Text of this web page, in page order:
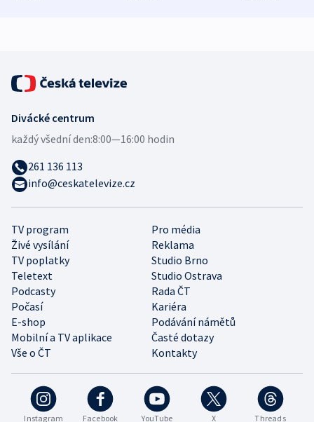
Instagram Facebook YouTube X Threads
TV program
Pro média
Živé vysílání
Reklama
TV poplatky
Studio Brno
Teletext
Studio Ostrava
Podcasty
Rada ČT
Počasí
Kariéra
E-shop
Podávání námětů
Mobilní a TV aplikace
Časté dotazy
Vše o ČT
Kontakty
Divácké centrum
každý všední den:8:00—16:00 hodin
261 136 113
info@ceskatelevize.cz